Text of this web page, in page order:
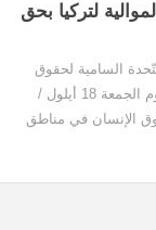
لتركيا بحق
السامية لحقوق
الإنسان ميشيل باشيليت يوم الجمعة 18 أيلول /
الإنسان في مناطق